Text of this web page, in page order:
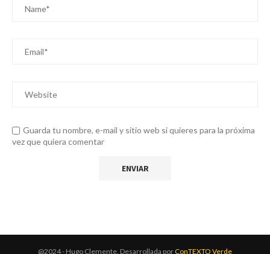
Guarda tu nombre, e-mail y sitio web si quieres para la próxima
vez que quiera comentar
@2024 - Hugo Clemente. Desarrollada por ConTEXTO Verde